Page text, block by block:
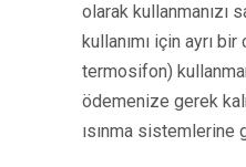
olarak kullanmanızı
kullanımı için ayrı
termosifon)
ödemenize gerek
ısınma sistemlerine